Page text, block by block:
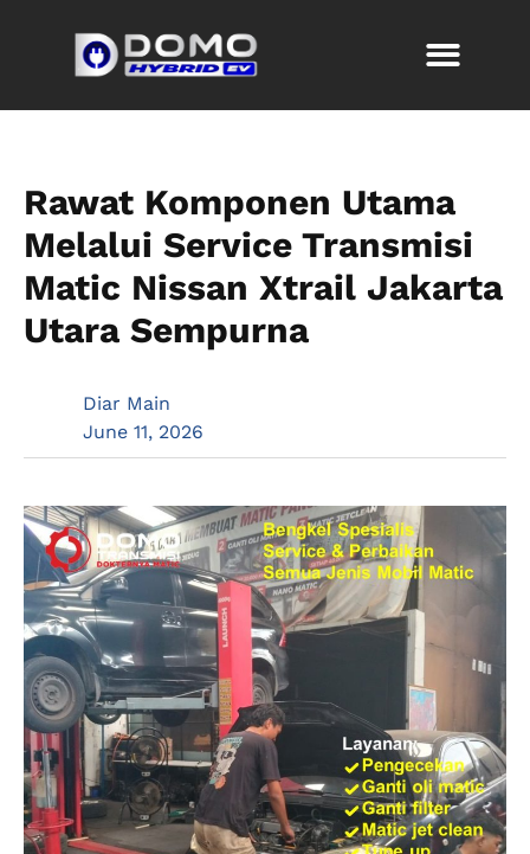
Rawat Komponen Utama
Melalui Service Transmisi
Matic Nissan Xtrail Jakarta
Utara Sempurna
Diar Main
June 11, 2026